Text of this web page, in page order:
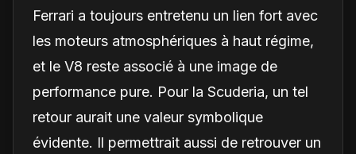
Ferrari a toujours entretenu un lien fort avec
les moteurs atmosphériques à haut régime,
et le V8 reste associé à une image de
performance pure. Pour la Scuderia, un tel
retour aurait une valeur symbolique
évidente. Il permettrait aussi de retrouver un